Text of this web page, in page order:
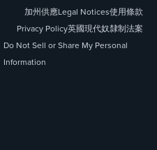
加州供應Legal Notices使用條款
Privacy Policy英國現代奴隸制法案
Do Not Sell or Share My Personal
Information